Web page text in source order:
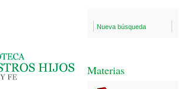
Nueva búsqueda
Materias